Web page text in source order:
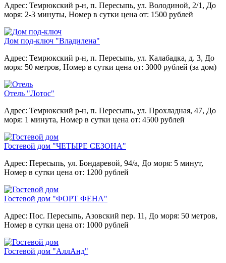
Адрес: Темрюкский р-н, п. Пересыпь, ул. Володиной, 2/1, До
моря: 2-3 минуты, Номер в сутки цена от: 1500 рублей
Дом под-ключ "Владилена"
Адрес: Темрюкский р-н, п. Пересыпь, ул. Калабадка, д. 3, До
моря: 50 метров, Номер в сутки цена от: 3000 рублей (за дом)
Отель "Лотос"
Адрес: Темрюкский р-н, п. Пересыпь, ул. Прохладная, 47, До
моря: 1 минута, Номер в сутки цена от: 4500 рублей
Гостевой дом "ЧЕТЫРЕ СЕЗОНА"
Адрес: Пересыпь, ул. Бондаревой, 94/а, До моря: 5 минут,
Номер в сутки цена от: 1200 рублей
Гостевой дом "ФОРТ ФЕНА"
Адрес: Пос. Пересыпь, Азовский пер. 11, До моря: 50 метров,
Номер в сутки цена от: 1000 рублей
Гостевой дом "АллАнд"